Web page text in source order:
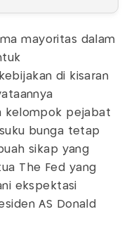
mayoritas dalam
di kisaran
kelompok pejabat
bunga tetap
sikap yang
The Fed yang
ekspektasi
AS Donald